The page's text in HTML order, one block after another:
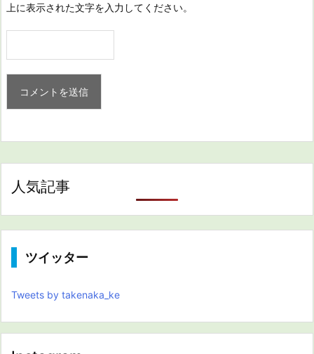
上に表示された文字を入力してください。
人気記事
ツイッター
Tweets by takenaka_ke